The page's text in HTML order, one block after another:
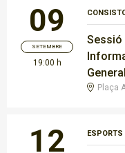
09
SETEMBRE
19:00 h
Sessió
General
Plaça
12 ESPORTS